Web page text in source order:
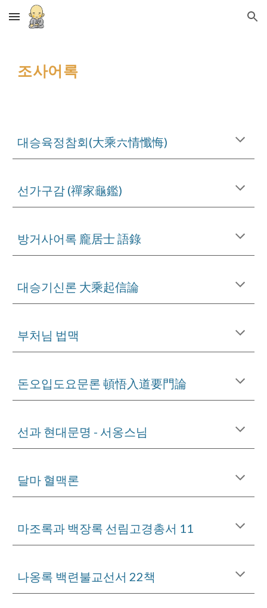
Skip to main content Skip to navigation
조사어록
대승육정참회(大乘六情懺悔)
선가구감 (禪家龜鑑)
방거사어록 龐居士 語錄
대승기신론 大乘起信論
부처님 법맥
돈오입도요문론 頓悟入道要門論
선과 현대문명 - 서옹스님
달마 혈맥론
마조록과 백장록 선림고경총서 11
나옹록 백련불교선서 22책